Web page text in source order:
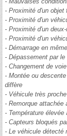
- Proximité d'un objet
- Proximité d'un
- Proximité d'un deux-
- Proximité d'un
- Démarrage en
- Dépassement par
- Changement de voie
- Montée ou
diffère
- Véhicule très proche
- Remorque attachée
- Température
- Capteurs bloqués
- Le véhicule détecté